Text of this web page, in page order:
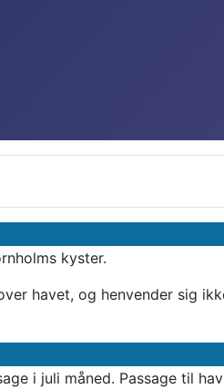
kyster.
havet, og henvender sig
i juli måned. Passage til